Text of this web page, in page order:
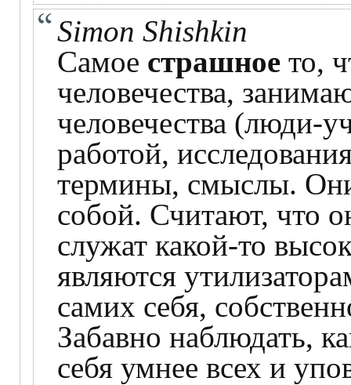
Simon Shishkin
Самое страшное то,
человечества,
человечества (люди-
работой,
термины, смыслы.
собой. Считают, что
служат какой-то
являются
самих себя,
Забавно наблюдать,
себя умнее всех и